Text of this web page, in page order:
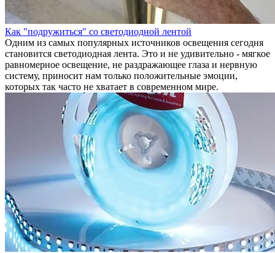
Как "подружиться" со светодиодной лентой
Одним из самых популярных источников освещения сегодня
становится светодиодная лента. Это и не удивительно - мягкое
равномерное освещение, не раздражающее глаза и нервную
систему, приносит нам только положительные эмоции,
которых так часто не хватает в современном мире.